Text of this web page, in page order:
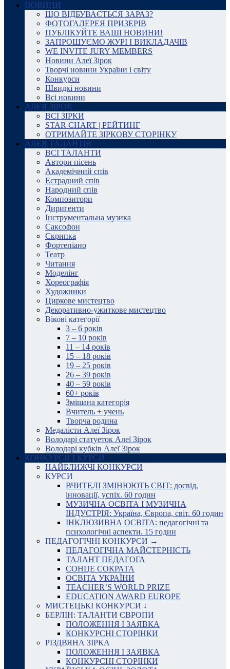
НОВИНИ
ЩО ВІДБУВАЄТЬСЯ ЗАРАЗ?
ФОТОГАЛЕРЕЯ ПРИЗЕРІВ
ПУБЛІКУЙТЕ ВАШІ НОВИНИ!
ЗАПРОШУЄМО ЖУРІ І ВИКЛАДАЧІВ
WE INVITE JURY MEMBERS
Новини Алеї Зірок
Творчі новини України і світу
Конкурси
Швидкі новини
Всі новини
АЛЕЯ ЗІРОК
ВСІ ЗІРКИ
STAR CHART | РЕЙТИНГ
ОТРИМАЙТЕ ЗІРКОВУ СТОРІНКУ
АЛЕЯ ТАЛАНТІВ
ВСІ ТАЛАНТИ
Автори пісень
Академічний спів
Естрадний спів
Народний спів
Композитори
Диригенти
Інструментальна музика
Саксофон
Скрипка
Фортепіано
Театр
Читання
Моделінг
Хореографія
Художники
Циркове мистецтво
Декоративно-ужиткове мистецтво
Вікові категорії
3 – 6 років
7 – 10 років
11 – 14 років
15 – 18 років
19 – 25 років
26 – 39 років
40 – 59 років
60+ років
Змішана категорія
Вчитель + учень
Творча родина
Медалісти Алеї Зірок
Володарі статуеток Алеї Зірок
Володарі кубків Алеї Зірок
КОНКУРСИ І КУРСИ
НАЙБЛИЖЧІ КОНКУРСИ
КУРСИ
ВЧИТЕЛІ ЗМІНЮЮТЬ СВІТ: досвід,
інновації, успіх. 60 годин
МУЗИЧНА ОСВІТА І МУЗИЧНА
ІНДУСТРІЯ: Україна, Європа, світ. 60 годин
ІНКЛЮЗИВНА ОСВІТА: педагогічні та
психологічні аспекти. 15 годин
ПЕДАГОГІЧНІ КОНКУРСИ →
ПЕДАГОГІЧНА МАЙСТЕРНІСТЬ
ТАЛАНТ ПЕДАГОГА
СОНЦЕ СОКРАТА
ОСВІТА УКРАЇНИ
TEACHER’S WORLD PRIZE
EDUCATION AWARD EUROPE
МИСТЕЦЬКІ КОНКУРСИ ↓
БЕРЛІН: ТАЛАНТИ ЄВРОПИ
ПОЛОЖЕННЯ І ЗАЯВКА
КОНКУРСНІ СТОРІНКИ
РІЗДВЯНА ЗІРКА
ПОЛОЖЕННЯ І ЗАЯВКА
КОНКУРСНІ СТОРІНКИ